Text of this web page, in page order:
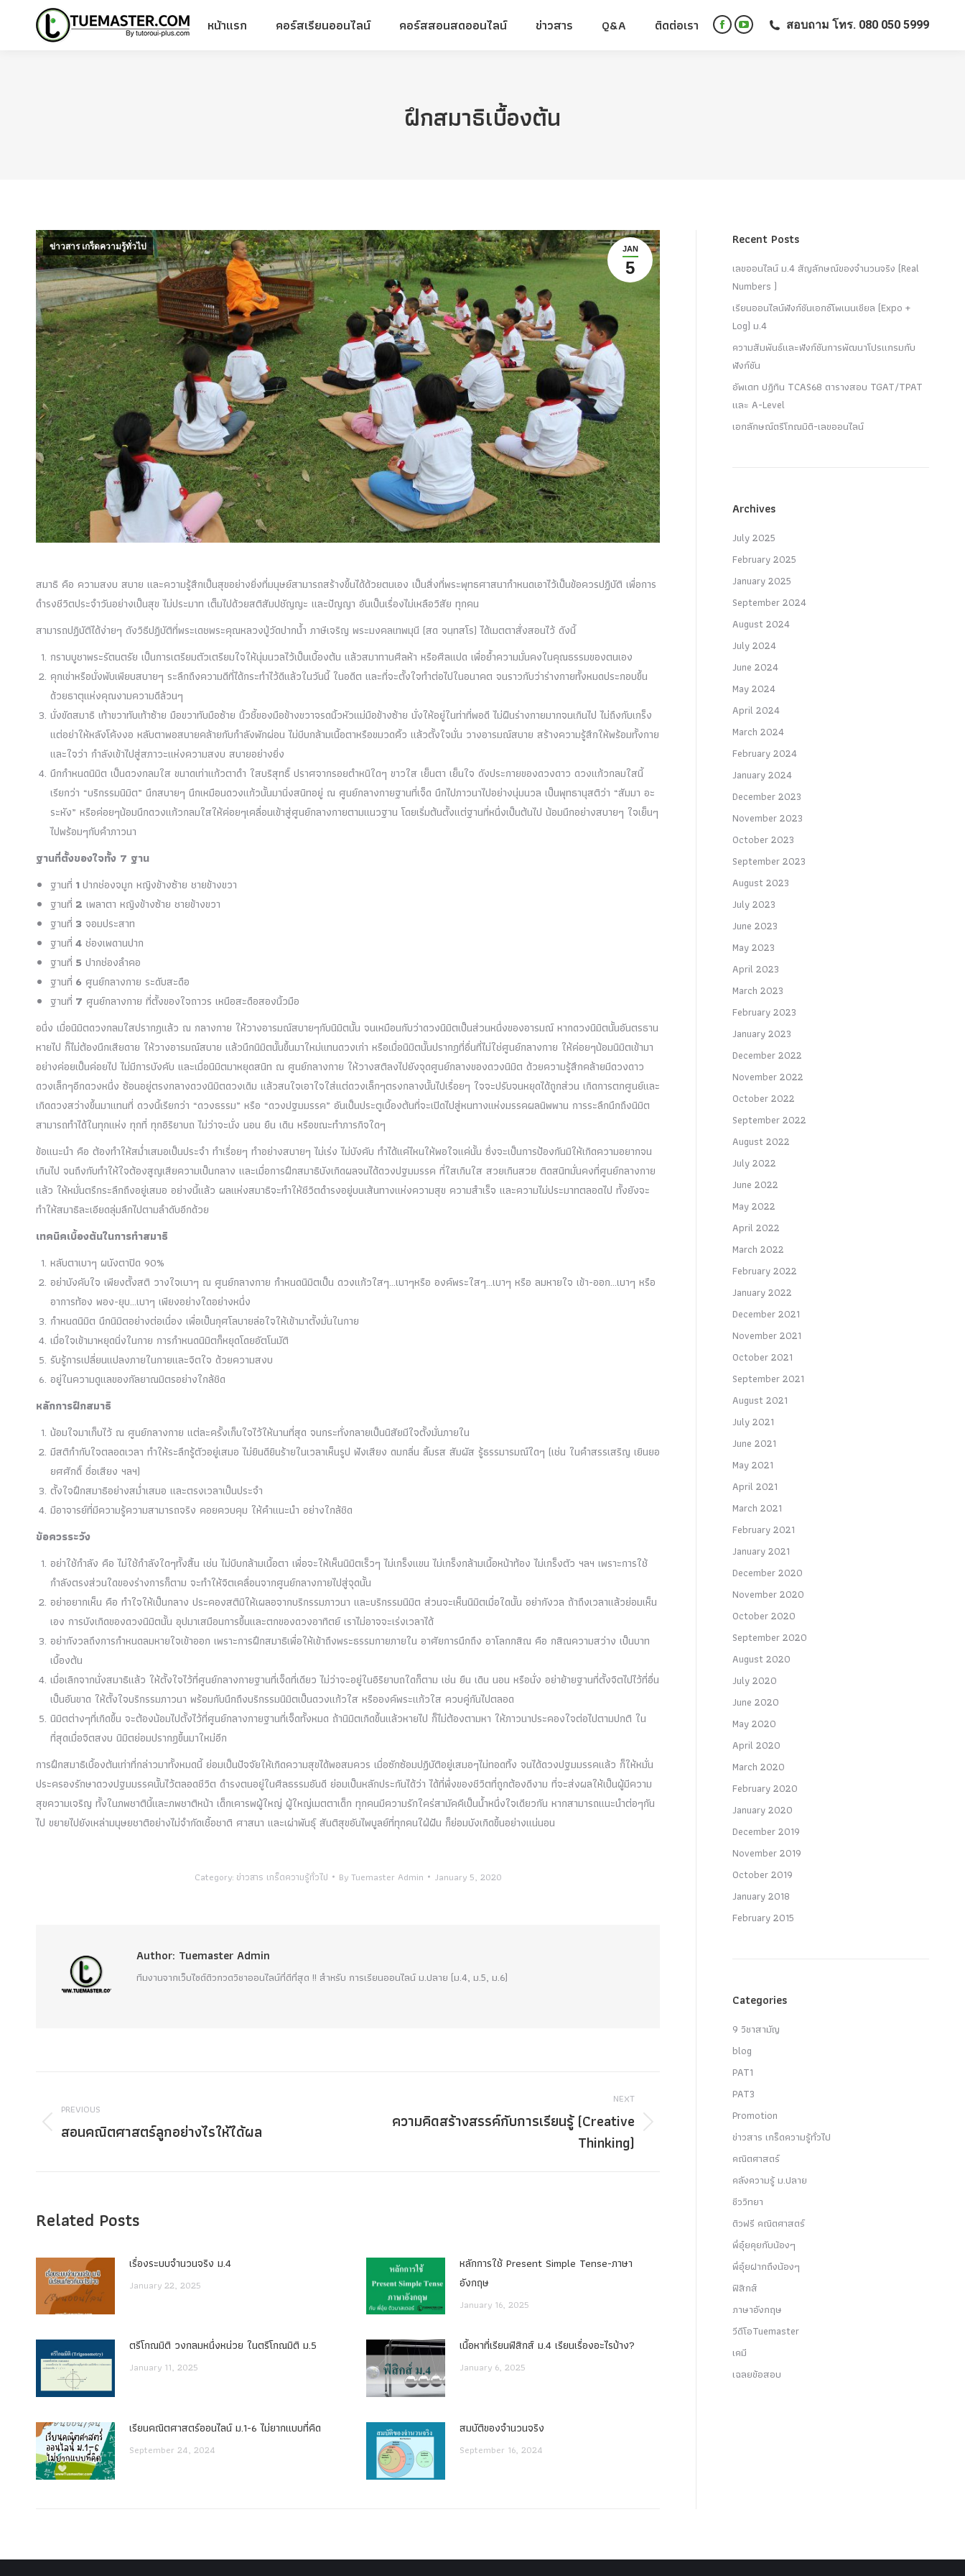
หน้าแรก คอร์สเรียนออนไลน์ คอร์สสอนสดออนไลน์ ข่าวสาร Q&A ติดต่อเรา
FacebookYouTube สอบถาม โทร. 080 050 5999
ฝึกสมาธิเบื้องต้น
JAN
5
ข่าวสาร เกร็ดความรู้ทั่วไป
สมาธิ คือ ความสงบ สบาย และความรู้สึกเป็นสุขอย่างยิ่งที่มนุษย์สามารถสร้างขึ้นได้ด้วยตนเอง เป็นสิ่งที่พระพุทธศาสนากำหนดเอาไว้เป็นข้อควรปฏิบัติ เพื่อการ
ดำรงชีวิตประจำวันอย่างเป็นสุข ไม่ประมาท เต็มไปด้วยสติสัมปชัญญะ และปัญญา อันเป็นเรื่องไม่เหลือวิสัย ทุกคน
สามารถปฏิบัติได้ง่ายๆ ดังวิธีปฏิบัติที่พระเดชพระคุณหลวงปู่วัดปากน้ำ ภาษีเจริญ พระมงคลเทพมุนี (สด จนฺทสโร) ได้เมตตาสั่งสอนไว้ ดังนี้
กราบบูชาพระรัตนตรัย เป็นการเตรียมตัวเตรียมใจให้นุ่มนวลไว้เป็นเบื้องต้น แล้วสมาทานศีลห้า หรือศีลแปด เพื่อย้ำความมั่นคงในคุณธรรมของตนเอง
คุกเข่าหรือนั่งพับเพียบสบายๆ ระลึกถึงความดีที่ได้กระทำไว้ดีแล้วในวันนี้ ในอดีต และที่จะตั้งใจทำต่อไปในอนาคต จนราวกับว่าร่างกายทั้งหมดประกอบขึ้น
ด้วยธาตุแห่งคุณงามความดีล้วนๆ
นั่งขัดสมาธิ เท้าขวาทับเท้าซ้าย มือขวาทับมือซ้าย นิ้วชี้ของมือข้างขวาจรดนิ้วหัวแม่มือข้างซ้าย นั่งให้อยู่ในท่าที่พอดี ไม่ฝืนร่างกายมากจนเกินไป ไม่ถึงกับเกร็ง
แต่อย่าให้หลังโค้งงอ หลับตาพอสบายคล้ายกับกำลังพักผ่อน ไม่บีบกล้ามเนื้อตาหรือขมวดคิ้ว แล้วตั้งใจมั่น วางอารมณ์สบาย สร้างความรู้สึกให้พร้อมทั้งกาย
และใจว่า กำลังเข้าไปสู่สภาวะแห่งความสงบ สบายอย่างยิ่ง
นึกกำหนดนิมิต เป็นดวงกลมใส ขนาดเท่าแก้วตาดำ ใสบริสุทธิ์ ปราศจากรอยตำหนิใดๆ ขาวใส เย็นตา เย็นใจ ดังประกายของดวงดาว ดวงแก้วกลมใสนี้
เรียกว่า “บริกรรมนิมิต” นึกสบายๆ นึกเหมือนดวงแก้วนั้นมานิ่งสนิทอยู่ ณ ศูนย์กลางกายฐานที่เจ็ด นึกไปภาวนาไปอย่างนุ่มนวล เป็นพุทธานุสติว่า “สัมมา อะ
ระหัง” หรือค่อยๆน้อมนึกดวงแก้วกลมใสให้ค่อยๆเคลื่อนเข้าสู่ศูนย์กลางกายตามแนวฐาน โดยเริ่มต้นตั้งแต่ฐานที่หนึ่งเป็นต้นไป น้อมนึกอย่างสบายๆ ใจเย็นๆ
ไปพร้อมๆกับคำภาวนา
ฐานที่ตั้งของใจทั้ง 7 ฐาน
ฐานที่ 1 ปากช่องจมูก หญิงข้างซ้าย ชายข้างขวา
ฐานที่ 2 เพลาตา หญิงข้างซ้าย ชายข้างขวา
ฐานที่ 3 จอมประสาท
ฐานที่ 4 ช่องเพดานปาก
ฐานที่ 5 ปากช่องลำคอ
ฐานที่ 6 ศูนย์กลางกาย ระดับสะดือ
ฐานที่ 7 ศูนย์กลางกาย ที่ตั้งของใจถาวร เหนือสะดือสองนิ้วมือ
อนึ่ง เมื่อนิมิตดวงกลมใสปรากฏแล้ว ณ กลางกาย ให้วางอารมณ์สบายๆกับนิมิตนั้น จนเหมือนกับว่าดวงนิมิตเป็นส่วนหนึ่งของอารมณ์ หากดวงนิมิตนั้นอันตรธาน
หายไป ก็ไม่ต้องนึกเสียดาย ให้วางอารมณ์สบาย แล้วนึกนิมิตนั้นขึ้นมาใหม่แทนดวงเก่า หรือเมื่อนิมิตนั้นปรากฏที่อื่นที่ไม่ใช่ศูนย์กลางกาย ให้ค่อยๆน้อมนิมิตเข้ามา
อย่างค่อยเป็นค่อยไป ไม่มีการบังคับ และเมื่อนิมิตมาหยุดสนิท ณ ศูนย์กลางกาย ให้วางสติลงไปยังจุดศูนย์กลางของดวงนิมิต ด้วยความรู้สึกคล้ายมีดวงดาว
ดวงเล็กๆอีกดวงหนึ่ง ซ้อนอยู่ตรงกลางดวงนิมิตดวงเดิม แล้วสนใจเอาใจใส่แต่ดวงเล็กๆตรงกลางนั้นไปเรื่อยๆ ใจจะปรับจนหยุดได้ถูกส่วน เกิดการตกศูนย์และ
เกิดดวงสว่างขึ้นมาแทนที่ ดวงนี้เรียกว่า “ดวงธรรม” หรือ “ดวงปฐมมรรค” อันเป็นประตูเบื้องต้นที่จะเปิดไปสู่หนทางแห่งมรรคผลนิพพาน การระลึกนึกถึงนิมิต
สามารถทำได้ในทุกแห่ง ทุกที่ ทุกอิริยาบถ ไม่ว่าจะนั่ง นอน ยืน เดิน หรือขณะทำภารกิจใดๆ
ข้อแนะนำ คือ ต้องทำให้สม่ำเสมอเป็นประจำ ทำเรื่อยๆ ทำอย่างสบายๆ ไม่เร่ง ไม่บังคับ ทำได้แค่ไหนให้พอใจแค่นั้น ซึ่งจะเป็นการป้องกันมิให้เกิดความอยากจน
เกินไป จนถึงกับทำให้ใจต้องสูญเสียความเป็นกลาง และเมื่อการฝึกสมาธิบังเกิดผลจนได้ดวงปฐมมรรค ที่ใสเกินใส สวยเกินสวย ติดสนิทมั่นคงที่ศูนย์กลางกาย
แล้ว ให้หมั่นตรึกระลึกถึงอยู่เสมอ อย่างนี้แล้ว ผลแห่งสมาธิจะทำให้ชีวิตดำรงอยู่บนเส้นทางแห่งความสุข ความสำเร็จ และความไม่ประมาทตลอดไป ทั้งยังจะ
ทำให้สมาธิละเอียดลุ่มลึกไปตามลำดับอีกด้วย
เทคนิคเบื้องต้นในการทำสมาธิ
หลับตาเบาๆ ผนังตาปิด 90%
อย่าบังคับใจ เพียงตั้งสติ วางใจเบาๆ ณ ศูนย์กลางกาย กำหนดนิมิตเป็น ดวงแก้วใสๆ…เบาๆหรือ องค์พระใสๆ…เบาๆ หรือ ลมหายใจ เข้า-ออก…เบาๆ หรือ
อาการท้อง พอง-ยุบ…เบาๆ เพียงอย่างใดอย่างหนึ่ง
กำหนดนิมิต นึกนิมิตอย่างต่อเนื่อง เพื่อเป็นกุศโลบายล่อใจให้เข้ามาตั้งมั่นในกาย
เมื่อใจเข้ามาหยุดนิ่งในกาย การกำหนดนิมิตก็หยุดโดยอัตโนมัติ
รับรู้การเปลี่ยนแปลงภายในกายและจิตใจ ด้วยความสงบ
อยู่ในความดูแลของกัลยาณมิตรอย่างใกล้ชิด
หลักการฝึกสมาธิ
น้อมใจมาเก็บไว้ ณ ศูนย์กลางกาย แต่ละครั้งเก็บใจไว้ให้นานที่สุด จนกระทั่งกลายเป็นนิสัยมีใจตั้งมั่นภายใน
มีสติกำกับใจตลอดเวลา ทำให้ระลึกรู้ตัวอยู่เสมอ ไม่ยินดียินร้ายในเวลาเห็นรูป ฟังเสียง ดมกลิ่น ลิ้มรส สัมผัส รู้ธรรมารมณ์ใดๆ (เช่น ในคำสรรเสริญ เยินยอ
ยศศักดิ์ ชื่อเสียง ฯลฯ)
ตั้งใจฝึกสมาธิอย่างสม่ำเสมอ และตรงเวลาเป็นประจำ
มีอาจารย์ที่มีความรู้ความสามารถจริง คอยควบคุม ให้คำแนะนำ อย่างใกล้ชิด
ข้อควรระวัง
อย่าใช้กำลัง คือ ไม่ใช้กำลังใดๆทั้งสิ้น เช่น ไม่บีบกล้ามเนื้อตา เพื่อจะให้เห็นนิมิตเร็วๆ ไม่เกร็งแขน ไม่เกร็งกล้ามเนื้อหน้าท้อง ไม่เกร็งตัว ฯลฯ เพราะการใช้
กำลังตรงส่วนใดของร่างการก็ตาม จะทำให้จิตเคลื่อนจากศูนย์กลางกายไปสู่จุดนั้น
อย่าอยากเห็น คือ ทำใจให้เป็นกลาง ประคองสติมิให้เผลอจากบริกรรมภาวนา และบริกรรมนิมิต ส่วนจะเห็นนิมิตเมื่อใดนั้น อย่ากังวล ถ้าถึงเวลาแล้วย่อมเห็น
เอง การบังเกิดของดวงนิมิตนั้น อุปมาเสมือนการขึ้นและตกของดวงอาทิตย์ เราไม่อาจจะเร่งเวลาได้
อย่ากังวลถึงการกำหนดลมหายใจเข้าออก เพราะการฝึกสมาธิเพื่อให้เข้าถึงพระธรรมกายภายใน อาศัยการนึกถึง อาโลกกสิณ คือ กสิณความสว่าง เป็นบาท
เบื้องต้น
เมื่อเลิกจากนั่งสมาธิแล้ว ให้ตั้งใจไว้ที่ศูนย์กลางกายฐานที่เจ็ดที่เดียว ไม่ว่าจะอยู่ในอิริยาบถใดก็ตาม เช่น ยืน เดิน นอน หรือนั่ง อย่าย้ายฐานที่ตั้งจิตไปไว้ที่อื่น
เป็นอันขาด ให้ตั้งใจบริกรรมภาวนา พร้อมกับนึกถึงบริกรรมนิมิตเป็นดวงแก้วใส หรือองค์พระแก้วใส ควบคู่กันไปตลอด
นิมิตต่างๆที่เกิดขึ้น จะต้องน้อมไปตั้งไว้ที่ศูนย์กลางกายฐานที่เจ็ดทั้งหมด ถ้านิมิตเกิดขึ้นแล้วหายไป ก็ไม่ต้องตามหา ให้ภาวนาประคองใจต่อไปตามปกติ ใน
ที่สุดเมื่อจิตสงบ นิมิตย่อมปรากฏขึ้นมาใหม่อีก
การฝึกสมาธิเบื้องต้นเท่าที่กล่าวมาทั้งหมดนี้ ย่อมเป็นปัจจัยให้เกิดความสุขได้พอสมควร เมื่อซักซ้อมปฏิบัติอยู่เสมอๆไม่ทอดทิ้ง จนได้ดวงปฐมมรรคแล้ว ก็ให้หมั่น
ประครองรักษาดวงปฐมมรรคนั้นไว้ตลอดชีวิต ดำรงตนอยู่ในศีลธรรมอันดี ย่อมเป็นหลักประกันได้ว่า ได้ที่พึ่งของชีวิตที่ถูกต้องดีงาม ที่จะส่งผลให้เป็นผู้มีความ
สุขความเจริญ ทั้งในภพชาตินี้และภพชาติหน้า เด็กเคารพผู้ใหญ่ ผู้ใหญ่เมตตาเด็ก ทุกคนมีความรักใคร่สามัคคีเป็นน้ำหนึ่งใจเดียวกัน หากสามารถแนะนำต่อๆกัน
ไป ขยายไปยังเหล่ามนุษยชาติอย่างไม่จำกัดเชื้อชาติ ศาสนา และเผ่าพันธุ์ สันติสุขอันไพบูลย์ที่ทุกคนใฝ่ฝัน ก็ย่อมบังเกิดขึ้นอย่างแน่นอน
Category: ข่าวสาร เกร็ดความรู้ทั่วไป ByTuemaster Admin January 5, 2020
Author: Tuemaster Admin
ทีมงานจากเว็บไซต์ติวกวดวิชาออนไลน์ที่ดีที่สุด !! สำหรับ การเรียนออนไลน์ ม.ปลาย (ม.4, ม.5, ม.6)
navigation
PREVIOUS
Previous
สอนคณิตศาสตร์ลูกอย่างไรให้ได้ผล
NEXT
ความคิดสร้างสรรค์กับการเรียนรู้ (Creative
Thinking)
Related Posts
เรื่องระบบจํานวนจริง ม.4
January 22, 2025
หลักการใช้ Present Simple Tense-ภาษา
อังกฤษ
January 16, 2025
ตรีโกณมิติ วงกลมหนึ่งหน่วย ในตรีโกณมิติ ม.5
January 11, 2025
เนื้อหาที่เรียนฟิสิกส์ ม.4 เรียนเรื่องอะไรบ้าง?
January 6, 2025
เรียนคณิตศาสตร์ออนไลน์ ม.1-6 ไม่ยากแบบที่คิด
September 24, 2024
สมบัติของจำนวนจริง
September 16, 2024
Recent Posts
เลขออนไลน์ ม.4 สัญลักษณ์ของจำนวนจริง (Real
Numbers )
เรียนออนไลน์ฟังก์ชันเอกซ์โพเนนเชียล (Expo +
Log) ม.4
ความสัมพันธ์และฟังก์ชันการพัฒนาโปรแกรมกับ
ฟังก์ชัน
อัพเดท ปฏิทิน TCAS68 ตารางสอบ TGAT/TPAT
และ A-Level
เอกลักษณ์ตรีโกณมิติ-เลขออนไลน์
Archives
July 2025
February 2025
January 2025
September 2024
August 2024
July 2024
June 2024
May 2024
April 2024
March 2024
February 2024
January 2024
December 2023
November 2023
October 2023
September 2023
August 2023
July 2023
June 2023
May 2023
April 2023
March 2023
February 2023
January 2023
December 2022
November 2022
October 2022
September 2022
August 2022
July 2022
June 2022
May 2022
April 2022
March 2022
February 2022
January 2022
December 2021
November 2021
October 2021
September 2021
August 2021
July 2021
June 2021
May 2021
April 2021
March 2021
February 2021
January 2021
December 2020
November 2020
October 2020
September 2020
August 2020
July 2020
June 2020
May 2020
April 2020
March 2020
February 2020
January 2020
December 2019
November 2019
October 2019
January 2018
February 2015
Categories
9 วิชาสามัญ
blog
PAT1
PAT3
Promotion
ข่าวสาร เกร็ดความรู้ทั่วไป
คณิตศาสตร์
คลังความรู้ ม.ปลาย
ชีววิทยา
ติวฟรี คณิตศาสตร์
พี่อุ๋ยคุยกับน้องๆ
พี่อุ๋ยฝากถึงน้องๆ
ฟิสิกส์
ภาษาอังกฤษ
วีดีโอTuemaster
เคมี
เฉลยข้อสอบ
หน้าแรก คอร์สเรียนออนไลน์ คอร์สสอนสดออนไลน์ ข่าวสาร Q&A ติดต่อเรา
FacebookYouTube สอบถาม โทร. 080 050 5999